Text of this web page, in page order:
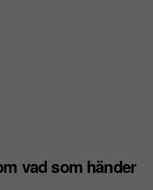
vad som händer